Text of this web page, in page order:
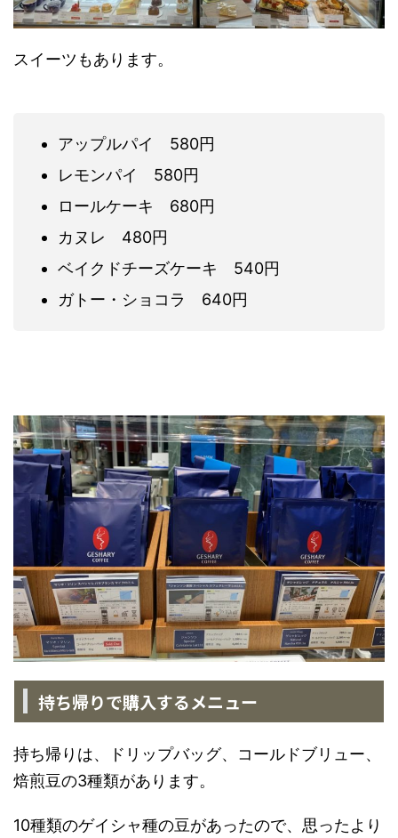
スイーツもあります。
アップルパイ 580円
レモンパイ 580円
ロールケーキ 680円
カヌレ 480円
ベイクドチーズケーキ 540円
ガトー・ショコラ 640円
持ち帰りで購入するメニュー
持ち帰りは、ドリップバッグ、コールドブリュー、
焙煎豆の3種類があります。
10種類のゲイシャ種の豆があったので、思ったより